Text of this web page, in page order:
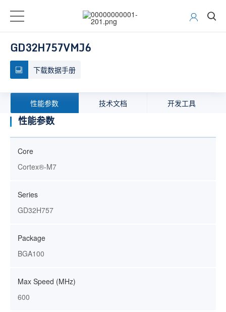
GD32H757VMJ6
下载数据手册
性能参数 技术文档 开发工具
性能参数
Core
Cortex®-M7
Series
GD32H757
Package
BGA100
Max Speed (MHz)
600